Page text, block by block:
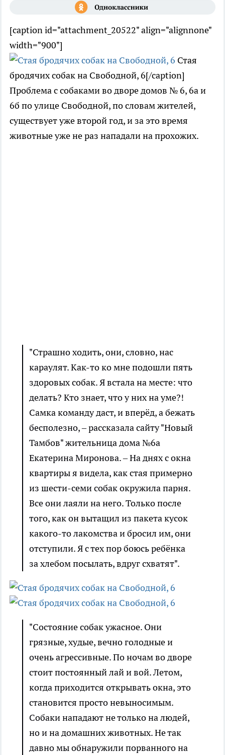
[caption id="attachment_20522" align="alignnone"
width="900"]
Стая
бродячих собак на Свободной, 6[/caption]
Проблема с собаками во дворе домов № 6, 6а и
6б по улице Свободной, по словам жителей,
существует уже второй год, и за это время
животные уже не раз нападали на прохожих.
"Страшно ходить, они, словно, нас
караулят. Как-то ко мне подошли пять
здоровых собак. Я встала на месте: что
делать? Кто знает, что у них на уме?!
Самка команду даст, и вперёд, а бежать
бесполезно, – рассказала сайту "Новый
Тамбов" жительница дома №6а
Екатерина Миронова. – На днях с окна
квартиры я видела, как стая примерно
из шести-семи собак окружила парня.
Все они лаяли на него. Только после
того, как он вытащил из пакета кусок
какого-то лакомства и бросил им, они
отступили. Я с тех пор боюсь ребёнка
за хлебом посылать, вдруг схватят".
"Состояние собак ужасное. Они
грязные, худые, вечно голодные и
очень агрессивные. По ночам во дворе
стоит постоянный лай и вой. Летом,
когда приходится открывать окна, это
становится просто невыносимым.
Собаки нападают не только на людей,
но и на домашних животных. Не так
давно мы обнаружили порванного на